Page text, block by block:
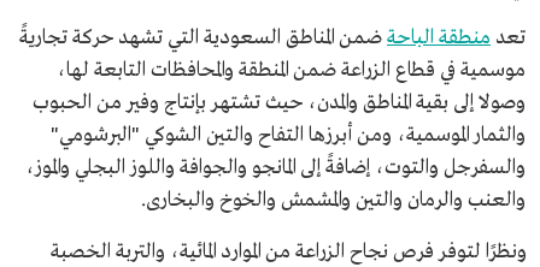
تعد منطقة الباحةضمن المناطق السعودية التي تشهد حركة تجاريةً
موسمية في قطاع الزراعة ضمن المنطقة والمحافظات التابعة لها،
وصولا إلى بقية المناطق والمدن، حيث تشتهر بإنتاج وفير من الحبوب
والثمار الموسمية، ومن أبرزها التفاح والتين الشوكي "البرشومي"
والسفرجل والتوت، إضافةً إلى المانجو والجوافة واللوز البجلي والموز،
والعنب والرمان والتين والمشمش والخوخ والبخارى.
ونظرًا لتوفر فرص نجاح الزراعة من الموارد المائية، والتربة الخصبة